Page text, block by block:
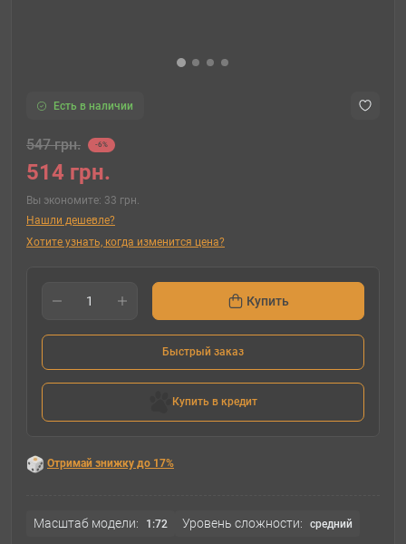
Есть в наличии
547 грн. -6%
514 грн.
Вы экономите: 33 грн.
Нашли дешевле?
Хотите узнать, когда изменится цена?
Купить
Быстрый заказ
Купить в кредит
Отримай знижку до 17%
Масштаб модели: 1:72 Уровень сложности: cредний